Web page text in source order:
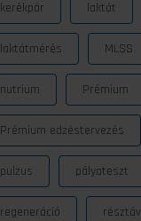
kerékpár laktát
laktátmérés MLSS
nutrium Prémium
Prémium edzéstervezés
pulzus pályateszt
regeneráció résztáv